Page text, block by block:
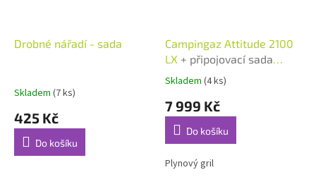
Drobné nářadí - sada
Skladem (7 ks)
425 Kč
Do košíku
Campingaz Attitude 2100
LX + připojovací sada
zdarma
Průměrné
produktu
5,0
5
Skladem (4 ks)
7 999 Kč
Do košíku
Plynový gril